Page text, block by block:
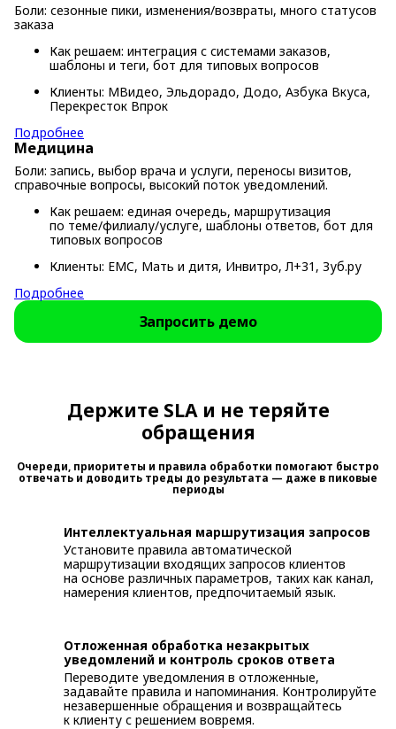
Боли: сезонные пики, изменения/возвраты, много статусов
заказа
Как решаем: интеграция с системами заказов,
шаблоны и теги, бот для типовых вопросов
Клиенты: МВидео, Эльдорадо, Додо, Азбука Вкуса,
Перекресток Впрок
Подробнее
Медицина
Боли: запись, выбор врача и услуги, переносы визитов,
справочные вопросы, высокий поток уведомлений.
Как решаем: единая очередь, маршрутизация
по теме/филиалу/услуге, шаблоны ответов, бот для
типовых вопросов
Клиенты: EMC, Мать и дитя, Инвитро, Л+31, Зуб.ру
Подробнее
Запросить демо
Держите SLA и не теряйте
обращения
Очереди, приоритеты и правила обработки помогают быстро
отвечать и доводить треды до результата — даже в пиковые
периоды
Интеллектуальная маршрутизация запросов
Установите правила автоматической
маршрутизации входящих запросов клиентов
на основе различных параметров, таких как канал,
намерения клиентов, предпочитаемый язык.
Отложенная обработка незакрытых
уведомлений и контроль сроков ответа
Переводите уведомления в отложенные,
задавайте правила и напоминания. Контролируйте
незавершенные обращения и возвращайтесь
к клиенту с решением вовремя.